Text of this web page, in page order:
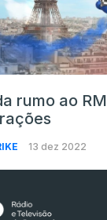
rumo ao
13 dez 2022